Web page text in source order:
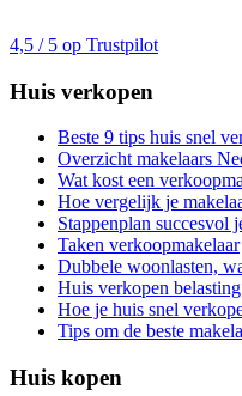
4,5 / 5 op Trustpilot
Huis verkopen
Beste 9 tips huis snel
Overzicht makelaars
Wat kost een
Hoe vergelijk je
Stappenplan succesvol
Taken verkoopmakelaar
Dubbele woonlasten,
Huis verkopen belasting
Hoe je huis snel
Tips om de beste
Huis kopen